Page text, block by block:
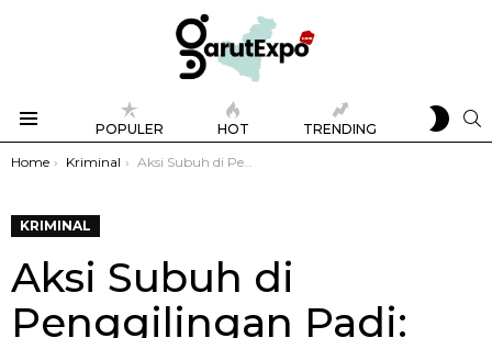
POPULER HOT TRENDING
SKIN
You are here:
Home Kriminal Aksi Subuh di Penggilingan Padi: Pemuda Cisaat Nekat Curi Beras Lewat Lubang Sekam
KRIMINAL
Aksi Subuh di
Penggilingan Padi: